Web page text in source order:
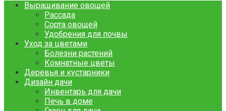
Выращивание овощей
Рассада
Сорта овощей
Удобрения для почвы
Уход за цветами
Болезни растений
Комнатные цветы
Деревья и кустарники
Дизайн дачи
Инвентарь для дачи
Печь в доме